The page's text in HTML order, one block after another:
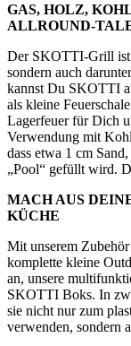
GAS, HOLZ,
ALLROUND-
Der SKOTTI-Grill ist
sondern auch
kannst Du SKOTTI
als kleine
Lagerfeuer für Dich
Verwendung mit
dass etwa 1 cm
„Pool“ gefüllt wird.
MACH AUS
KÜCHE
Mit unserem
komplette kleine
an, unsere
SKOTTI Boks. In
sie nicht nur zum
verwenden, sondern